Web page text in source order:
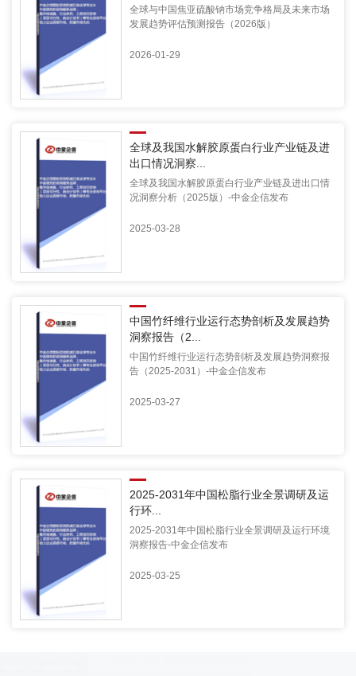
全球与中国焦亚硫酸钠市场竞争格局及未来市场
发展趋势评估预测报告（2026版）
2026-01-29
全球及我国水解胶原蛋白行业产业链及进
出口情况洞察...
全球及我国水解胶原蛋白行业产业链及进出口情
况洞察分析（2025版）-中金企信发布
2025-03-28
中国竹纤维行业运行态势剖析及发展趋势
洞察报告（2...
中国竹纤维行业运行态势剖析及发展趋势洞察报
告（2025-2031）-中金企信发布
2025-03-27
2025-2031年中国松脂行业全景调研及运
行环...
2025-2031年中国松脂行业全景调研及运行环境
洞察报告-中金企信发布
2025-03-25